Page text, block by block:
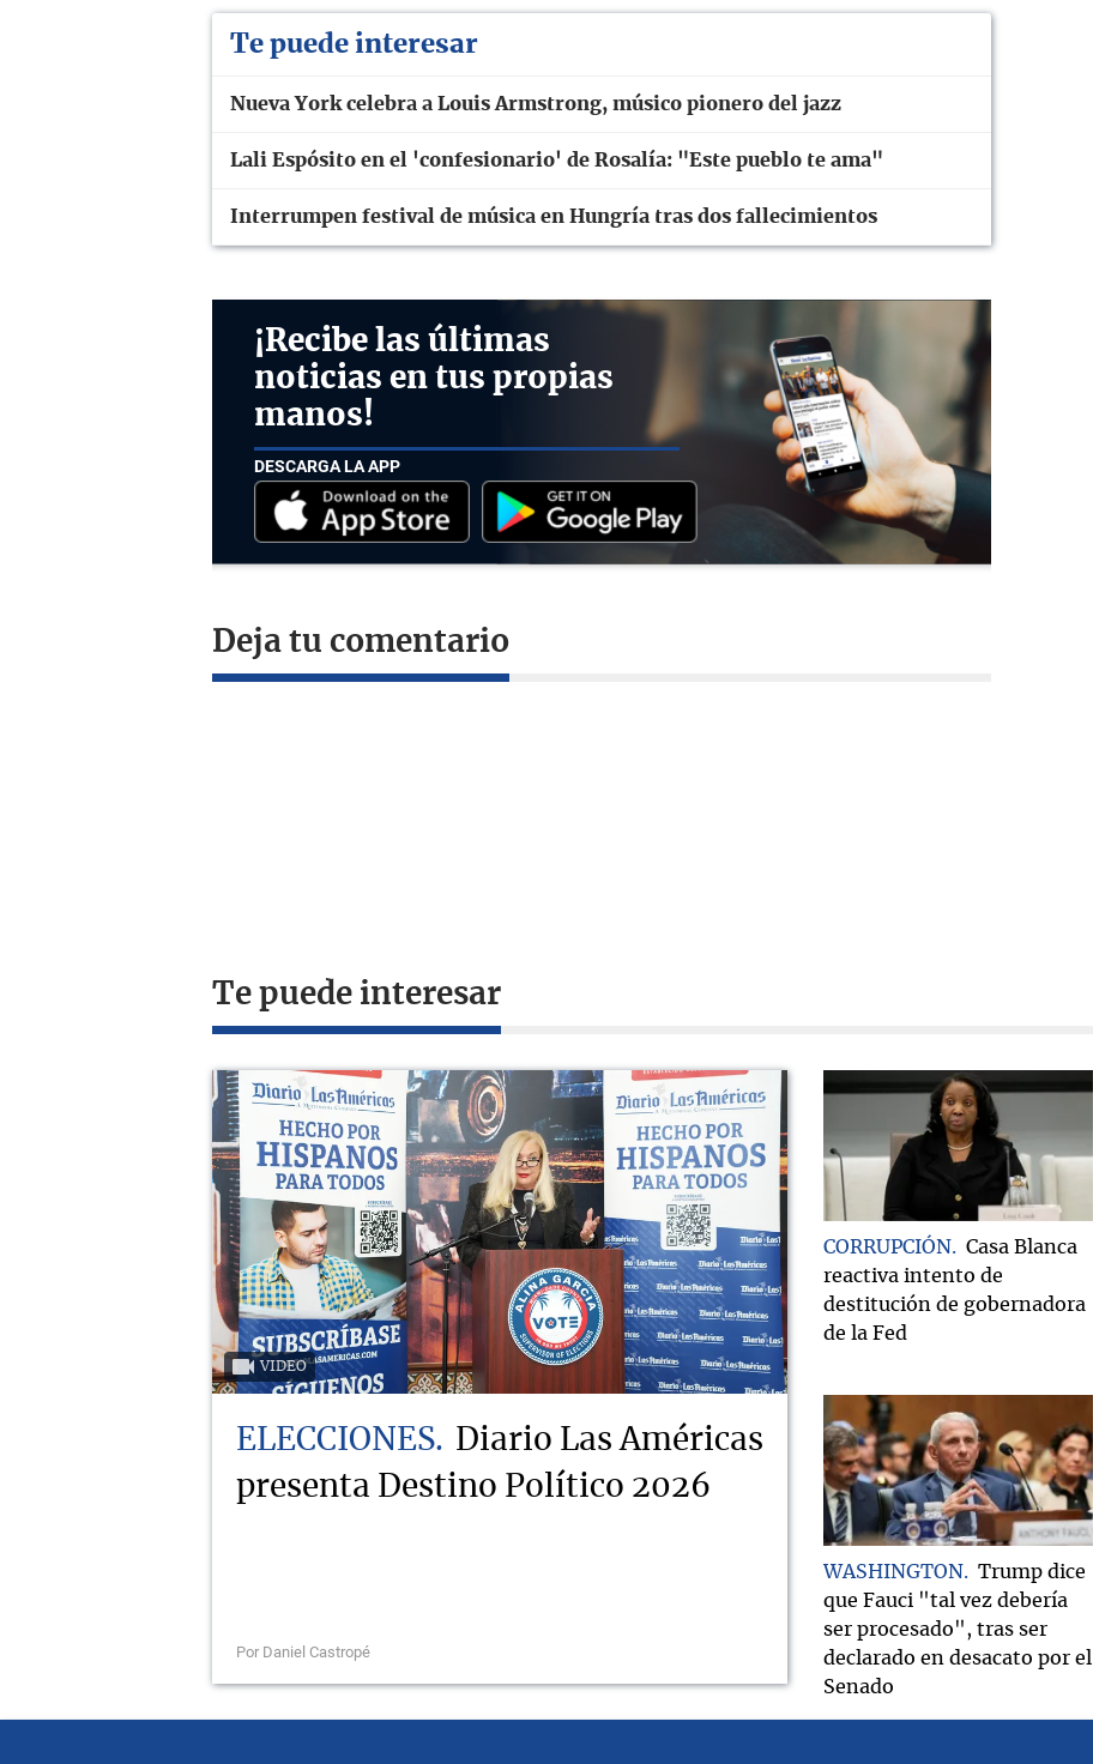
Te puede interesar
Nueva York celebra a Louis Armstrong, músico pionero del jazz
Lali Espósito en el 'confesionario' de Rosalía: "Este pueblo te ama"
Interrumpen festival de música en Hungría tras dos fallecimientos
¡Recibe las últimas
noticias en tus propias
manos!
DESCARGA LA APP
Deja tu comentario
Te puede interesar
VIDEO
ELECCIONES
Diario Las Américas
presenta Destino Político 2026
Por Daniel Castropé
CORRUPCIÓN
Casa Blanca
reactiva intento de
destitución de gobernadora
de la Fed
WASHINGTON
Trump dice
que Fauci "tal vez debería
ser procesado", tras ser
declarado en desacato por el
Senado